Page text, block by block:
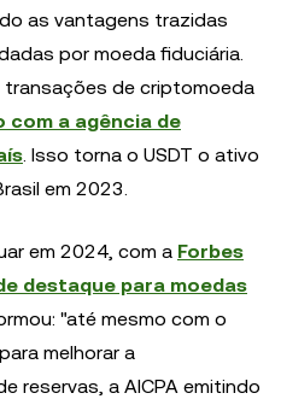
as vantagens trazidas
por moeda fiduciária.
transações de criptomoeda
com a agência de
. Isso torna o USDT o ativo
em 2023.
em 2024, com a Forbes
destaque para moedas
"até mesmo com o
melhorar a
reservas, a AICPA emitindo